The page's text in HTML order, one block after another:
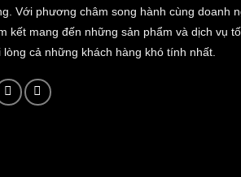
Với phương châm song hành cùng doanh
kết mang đến những sản phẩm và dịch vụ
lòng cả những khách hàng khó tính nhất.